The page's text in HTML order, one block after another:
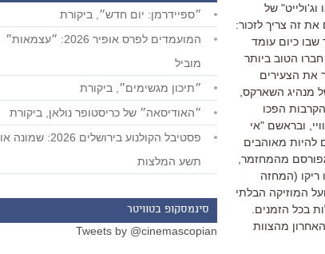
וג'ולייט" של
את זה צריך לזכור:
שבו כיום עומד
חברו הטוב ביותר
את הצעירים
מנהיג השארקס
הפכו
ובראשם "אי
להיות מאוהבים
מהמחזמר
(המחזה
המוזיקה הבלתי
בכל הזמנים
האחרון מהצוות
״ספיידרמן: יום חדש״, ביקורת
המועמדים לפרס אופיר 2026: ״עצמאות״
מוביל
״תיכון מגשימים״, ביקורת
״האודיסאה״ של כריסטופר נולאן, ביקורת
פסטיבל הקולנוע בירושלים 2026: שמונה או
תשע המלצות
סינמסקופ בטוויטר
Tweets by @cinemascopian